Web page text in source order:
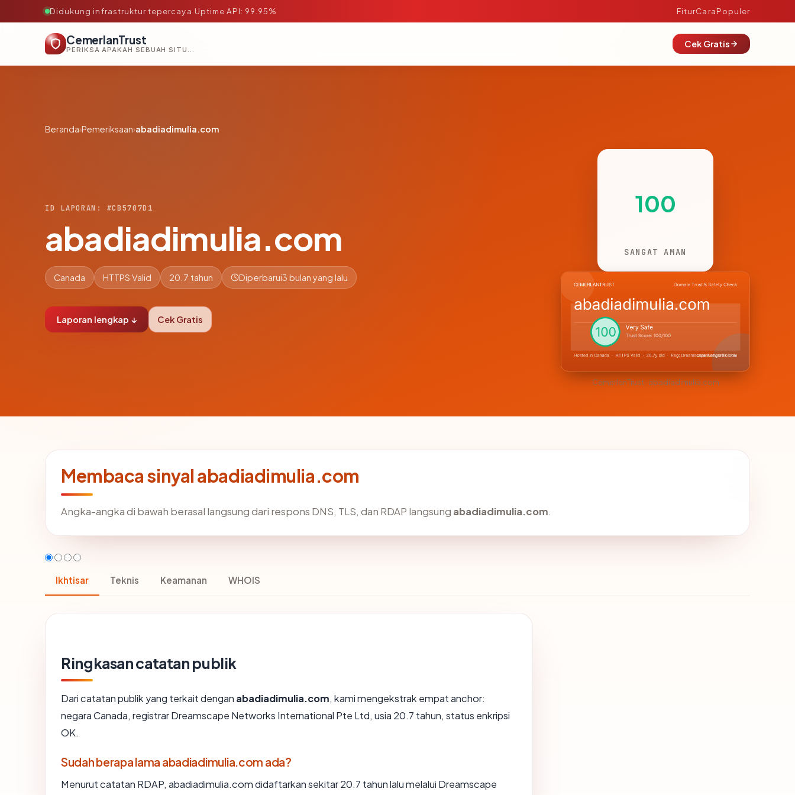
Didukung infrastruktur tepercaya·Uptime API: 99.95% FiturCaraPopuler
CemerlanTrust
PERIKSA APAKAH SEBUAH SITUS AMAN, TEPERCAYA, DAN TERVERIFIKASI DALAM HITUNGAN DETIK.
Cek Gratis
Beranda›Pemeriksaan›abadiadimulia.com
ID LAPORAN: #CB5707D1
abadiadimulia.com
Canada HTTPS Valid 20.7 tahun Diperbarui3 bulan yang lalu
Laporan lengkap ↓ Cek Gratis
100
SANGAT AMAN
CemerlanTrust · abadiadimulia.com
Membaca sinyal abadiadimulia.com
Angka-angka di bawah berasal langsung dari respons DNS, TLS, dan RDAP langsung abadiadimulia.com.
Ikhtisar Teknis Keamanan WHOIS
Ringkasan catatan publik
Dari catatan publik yang terkait dengan abadiadimulia.com, kami mengekstrak empat anchor:
negara Canada, registrar Dreamscape Networks International Pte Ltd, usia 20.7 tahun, status enkripsi
OK.
Sudah berapa lama abadiadimulia.com ada?
Menurut catatan RDAP, abadiadimulia.com didaftarkan sekitar 20.7 tahun lalu melalui Dreamscape